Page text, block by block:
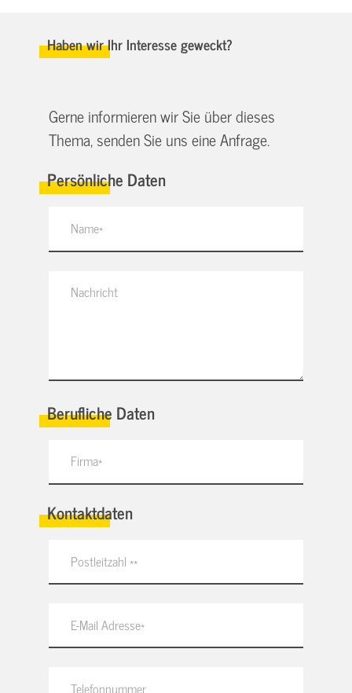
Haben wir Ihr Interesse geweckt?
Gerne informieren wir Sie über dieses
Thema, senden Sie uns eine Anfrage.
Persönliche Daten
Berufliche Daten
Kontaktdaten